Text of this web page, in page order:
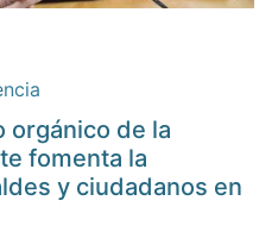
orgánico de la
fomenta la
y ciudadanos en